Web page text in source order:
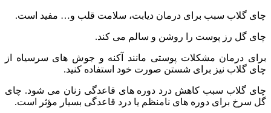
چای گلاب سبب برای درمان دیابت، سلامت قلب و… مفید است.
چای گل رز پوست را روشن و سالم می کند.
برای درمان مشکلات پوستی مانند آکنه و جوش های سرسیاه از
چای گلاب نیز برای شستن صورت خود استفاده کنید.
چای گلاب سبب کاهش درد دوره های قاعدگی زنان می شود. چای
گل سرخ برای دوره های نامنظم یا درد قاعدگی بسیار مؤثر است.